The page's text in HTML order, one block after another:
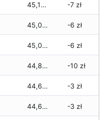
45,100 zł -7 zł
45,080 zł -6 zł
45,060 zł -6 zł
44,810 zł -10 zł
44,680 zł -3 zł
44,630 zł -3 zł